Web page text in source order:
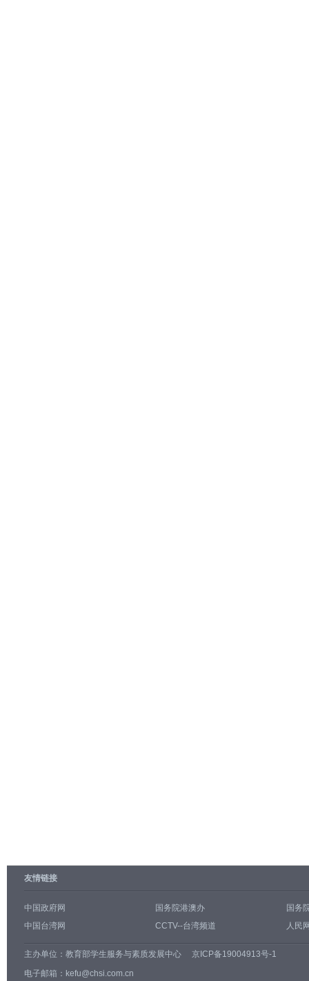
友情链接
中国政府网 国务院港澳办
国务
中国台湾网
CCTV--台湾频道 人民
主办单位： 教育部学生服务与素质发展中心
京ICP备19004913号-1
电子邮箱：kefu@chsi.com.cn